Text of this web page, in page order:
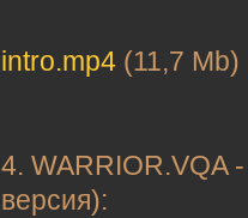
intro.mp4 (11,7 Mb)
4. WARRIOR.VQA
версия):